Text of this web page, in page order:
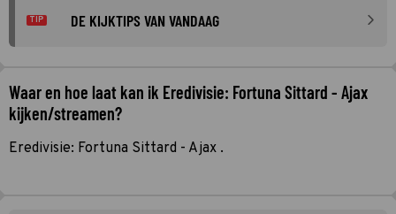
TIP DE KIJKTIPS VAN VANDAAG
Waar en hoe laat kan ik Eredivisie: Fortuna Sittard - Ajax
kijken/streamen?
Eredivisie: Fortuna Sittard - Ajax .